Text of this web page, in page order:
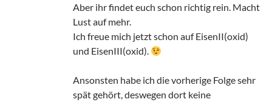
Aber ihr findet euch schon richtig rein. Macht
Lust auf mehr.
Ich freue mich jetzt schon auf EisenII(oxid)
und EisenIII(oxid).
Ansonsten habe ich die vorherige Folge sehr
spät gehört, deswegen dort keine